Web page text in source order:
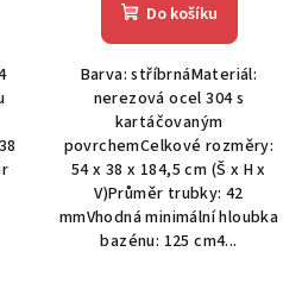
Do košíku
Barva: stříbrnáMateriál:
nerezová ocel 304 s
kartáčovaným
povrchemCelkové rozměry:
54 x 38 x 184,5 cm (Š x H x
V)Průměr trubky: 42
mmVhodná minimální hloubka
bazénu: 125 cm4...